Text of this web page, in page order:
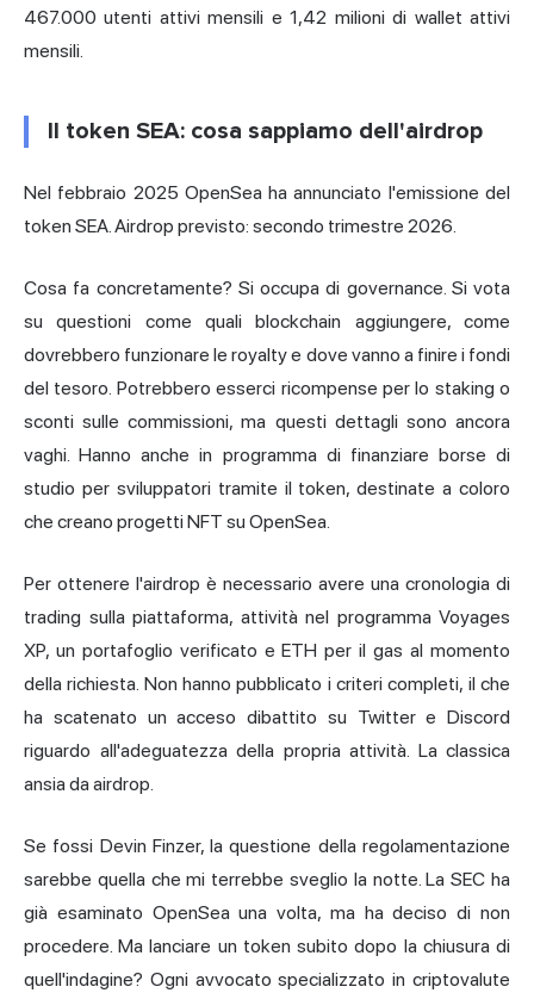
467.000 utenti attivi mensili e 1,42 milioni di wallet attivi
mensili.
Il token SEA: cosa sappiamo dell'airdrop
Nel febbraio 2025 OpenSea ha annunciato l'emissione del
token SEA. Airdrop previsto: secondo trimestre 2026.
Cosa fa concretamente? Si occupa di governance. Si vota
su questioni come quali blockchain aggiungere, come
dovrebbero funzionare le royalty e dove vanno a finire i fondi
del tesoro. Potrebbero esserci ricompense per lo staking o
sconti sulle commissioni, ma questi dettagli sono ancora
vaghi. Hanno anche in programma di finanziare borse di
studio per sviluppatori tramite il token, destinate a coloro
che creano progetti NFT su OpenSea.
Per ottenere l'airdrop è necessario avere una cronologia di
trading sulla piattaforma, attività nel programma Voyages
XP, un portafoglio verificato e ETH per il gas al momento
della richiesta. Non hanno pubblicato i criteri completi, il che
ha scatenato un acceso dibattito su Twitter e Discord
riguardo all'adeguatezza della propria attività. La classica
ansia da airdrop.
Se fossi Devin Finzer, la questione della regolamentazione
sarebbe quella che mi terrebbe sveglio la notte. La SEC ha
già esaminato OpenSea una volta, ma ha deciso di non
procedere. Ma lanciare un token subito dopo la chiusura di
quell'indagine? Ogni avvocato specializzato in criptovalute